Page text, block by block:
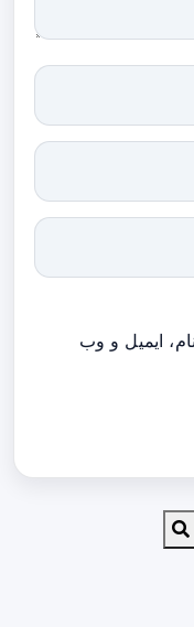
ایمیل و وب